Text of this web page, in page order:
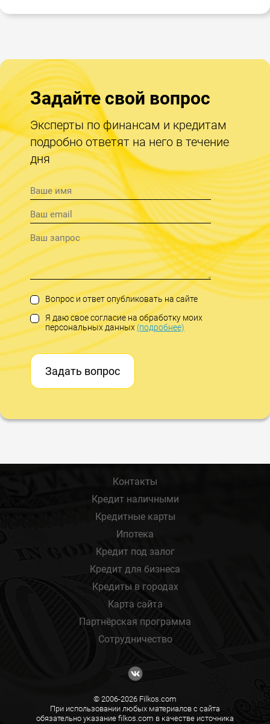
Задайте свой вопрос
Эксперты по финансам и кредитам
подробно ответят на него в течение
дня
Вопрос и ответ опубликовать на сайте
Я даю свое согласие на обработку моих
персональных данных(подробнее)
Задать вопрос
Контакты
Кредит наличными
Кредитные карты
Ипотека
Кредит под залог
Кредит для бизнеса
Кредиты в городах
Карта сайта
Партнёрская программа
Сотрудничество
© 2006-2026 Filkos.com
При использовании любых материалов с сайта
обязательно указание filkos.com в качестве источника